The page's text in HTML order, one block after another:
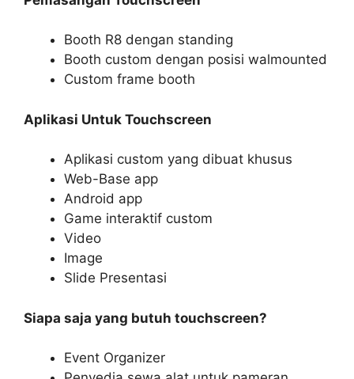
Booth R8 dengan standing
Booth custom dengan posisi walmounted
Custom frame booth
Aplikasi Untuk Touchscreen
Aplikasi custom yang dibuat khusus
Web-Base app
Android app
Game interaktif custom
Video
Image
Slide Presentasi
Siapa saja yang butuh touchscreen?
Event Organizer